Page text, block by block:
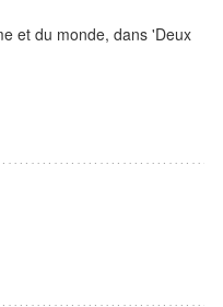
et du monde, dans 'Deux